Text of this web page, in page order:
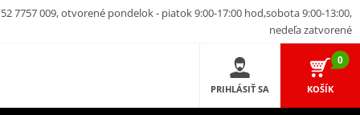
7757 009, otvorené pondelok - piatok 9:00-17:00 hod,sobota 9:00-13:00,
nedeľa zatvorené
PRIHLÁSIŤ SA
0
KOŠÍK